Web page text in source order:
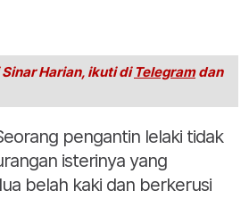
Harian, ikuti di Telegramdan
pengantin lelaki tidak
isterinya yang
belah kaki dan berkerusi